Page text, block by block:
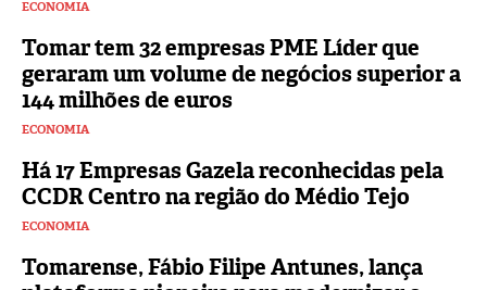
ECONOMIA
Tomar tem 32 empresas PME Líder que
geraram um volume de negócios superior a
144 milhões de euros
ECONOMIA
Há 17 Empresas Gazela reconhecidas pela
CCDR Centro na região do Médio Tejo
ECONOMIA
Tomarense, Fábio Filipe Antunes, lança